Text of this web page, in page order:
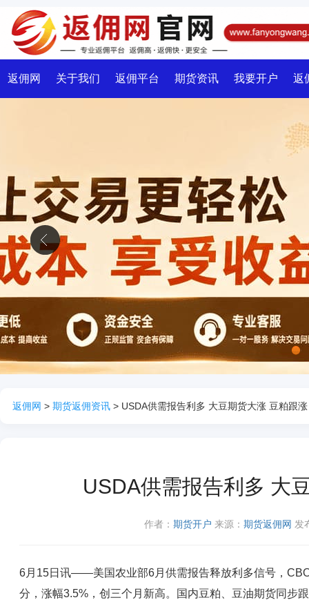
返佣网 关于我们 返佣平台 期货资讯 我要开户 返
1
返佣网 > 期货返佣资讯 > USDA供需报告利多 大豆期货大涨 豆粕跟涨
USDA供需报告利多 大
作者： 期货开户 来源： 期货返佣网 发
6月15日讯——美国农业部6月供需报告释放利多信号，
分，涨幅3.5%，创三个月新高。国内豆粕、豆油期货同步